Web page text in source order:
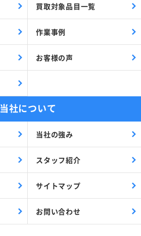
買取対象品目一覧
作業事例
お客様の声
当社について
当社の強み
スタッフ紹介
サイトマップ
お問い合わせ